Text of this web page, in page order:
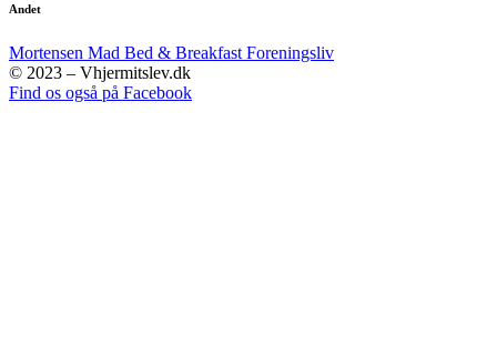
Andet
Mortensen Mad Bed & Breakfast Foreningsliv
© 2023 – Vhjermitslev.dk
Find os også på Facebook